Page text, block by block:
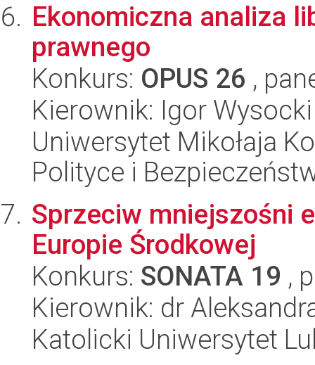
Ekonomiczna analiza
prawnego
Konkurs: OPUS 26 ,
Kierownik: Igor Wysocki
Uniwersytet Mikołaja
Polityce i
Sprzeciw mniejszośni
Europie Środkowej
Konkurs: SONATA 19 ,
Kierownik: dr
Katolicki Uniwersytet